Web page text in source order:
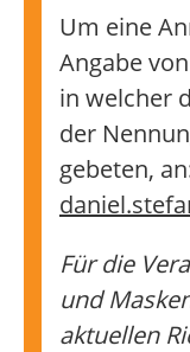
Um eine
Angabe
in welcher
der
gebeten,
Für die
und
aktuellen